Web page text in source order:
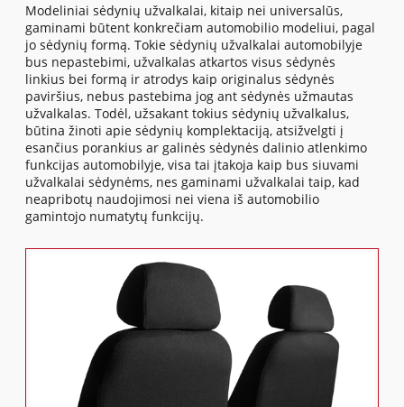
Modeliniai sėdynių užvalkalai, kitaip nei universalūs,
gaminami būtent konkrečiam automobilio modeliui, pagal
jo sėdynių formą. Tokie sėdynių užvalkalai automobilyje
bus nepastebimi, užvalkalas atkartos visus sėdynės
linkius bei formą ir atrodys kaip originalus sėdynės
paviršius, nebus pastebima jog ant sėdynės užmautas
užvalkalas. Todėl, užsakant tokius sėdynių užvalkalus,
būtina žinoti apie sėdynių komplektaciją, atsižvelgti į
esančius porankius ar galinės sėdynės dalinio atlenkimo
funkcijas automobilyje, visa tai įtakoja kaip bus siuvami
užvalkalai sėdynėms, nes gaminami užvalkalai taip, kad
neapribotų naudojimosi nei viena iš automobilio
gamintojo numatytų funkcijų.